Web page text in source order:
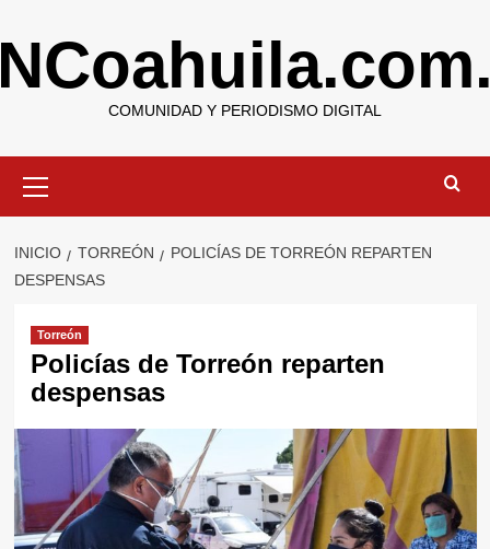
al
contenido
COMUNIDAD Y PERIODISMO DIGITAL
primario
INICIO TORREÓN
POLICÍAS DE TORREÓN REPARTEN
DESPENSAS
Torreón
Policías de Torreón reparten
despensas